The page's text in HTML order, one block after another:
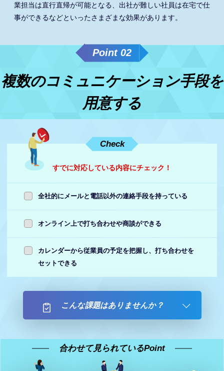
業担当は直行直帰が可能となる、出社が難しい社員は在宅で仕
事ができるなどといったさまざまな効果があります。
Point 02
複数のコミュニケーション手段を
用意する
Check
すでに対応している内容にチェック！
全社的にメールと電話以外の連絡手段を持っている
オンライン上で打ち合わせや商談ができる
カレンダーから従業員の予定を把握し、打ち合わせを
セットできる
こんな課題はありませんか？
合わせて見られているPoint